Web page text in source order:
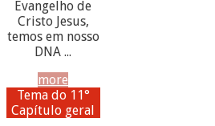
Evangelho de
Cristo Jesus,
temos em nosso
DNA ...
more
Tema do 11°
Capítulo geral